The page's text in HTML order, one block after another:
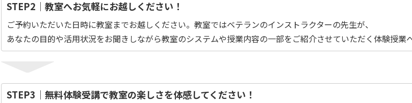
STEP2｜教室へお気軽にお越しください！
ご予約いただいた日時に教室までお越しください。教室ではベテランのインストラクターの先生が、
あなたの目的や活用状況をお聞きしながら教室のシステムや授業内容の一部をご紹介させていただく体験授業
STEP3｜無料体験受講で教室の楽しさを体感してください！